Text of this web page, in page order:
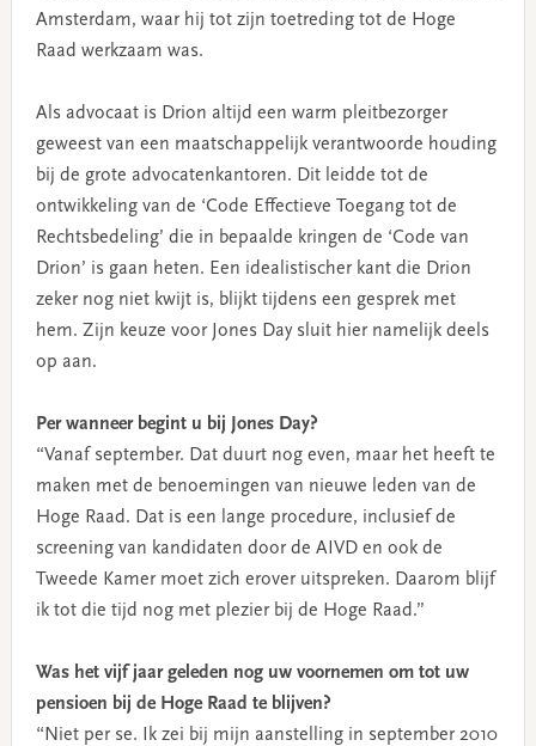
Amsterdam, waar hij tot zijn toetreding tot de Hoge
Raad werkzaam was.
Als advocaat is Drion altijd een warm pleitbezorger
geweest van een maatschappelijk verantwoorde houding
bij de grote advocatenkantoren. Dit leidde tot de
ontwikkeling van de ‘Code Effectieve Toegang tot de
Rechtsbedeling’ die in bepaalde kringen de ‘Code van
Drion’ is gaan heten. Een idealistischer kant die Drion
zeker nog niet kwijt is, blijkt tijdens een gesprek met
hem. Zijn keuze voor Jones Day sluit hier namelijk deels
op aan.
Per wanneer begint u bij Jones Day?
“Vanaf september. Dat duurt nog even, maar het heeft te
maken met de benoemingen van nieuwe leden van de
Hoge Raad. Dat is een lange procedure, inclusief de
screening van kandidaten door de AIVD en ook de
Tweede Kamer moet zich erover uitspreken. Daarom blijf
ik tot die tijd nog met plezier bij de Hoge Raad.”
Was het vijf jaar geleden nog uw voornemen om tot uw
pensioen bij de Hoge Raad te blijven?
“Niet per se. Ik zei bij mijn aanstelling in september 2010